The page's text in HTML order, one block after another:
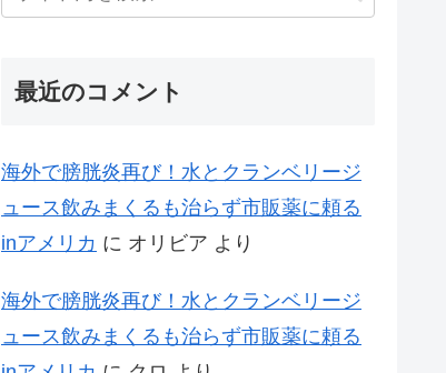
最近のコメント
海外で膀胱炎再び！水とクランベリージ
ュース飲みまくるも治らず市販薬に頼る
inアメリカ に オリビア より
海外で膀胱炎再び！水とクランベリージ
ュース飲みまくるも治らず市販薬に頼る